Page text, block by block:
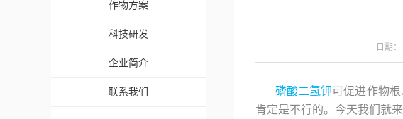
作物方案
科技研发
企业简介
联系我们
日期：
磷酸二氢钾可促进作物
肯定是不行的。今天我们就